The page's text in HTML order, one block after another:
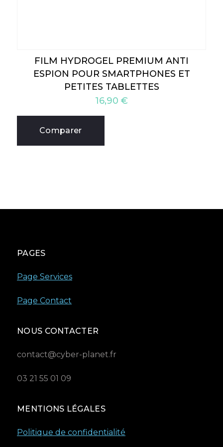
FILM HYDROGEL PREMIUM ANTI
ESPION POUR SMARTPHONES ET
PETITES TABLETTES
16,90 €
Comparer
PAGES
Page Services
Page Contact
NOUS CONTACTER
contact@cyber-planet.fr
03 21 55 01 09
MENTIONS LÉGALES
Politique de confidentialité